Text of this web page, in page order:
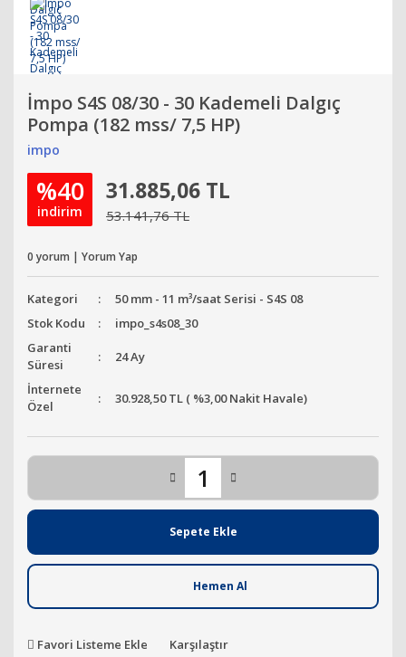
İmpo S4S 08/30 - 30 Kademeli Dalgıç
Pompa (182 mss/ 7,5 HP)
impo
%40
indirim
31.885,06 TL
53.141,76 TL
0 yorum | Yorum Yap
Kategori
50 mm - 11 m³/saat Serisi - S4S 08
Stok Kodu
impo_s4s08_30
Garanti
Süresi
24 Ay
İnternete
Özel
30.928,50 TL ( %3,00 Nakit Havale)
Sepete Ekle
Hemen Al
Favori Listeme Ekle Karşılaştır